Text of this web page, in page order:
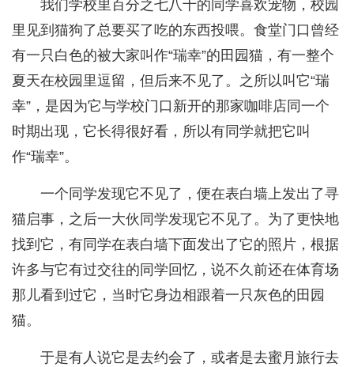
我们学校里百分之七八十的同学喜欢宠物，校园
里见到猫狗了总要买了吃的东西投喂。食堂门口曾经
有一只白色的被大家叫作“瑞幸”的田园猫，有一整个
夏天在校园里逗留，但后来不见了。之所以叫它“瑞
幸”，是因为它与学校门口新开的那家咖啡店同一个
时期出现，它长得很好看，所以有同学就把它叫
作“瑞幸”。
一个同学发现它不见了，便在表白墙上发出了寻
猫启事，之后一大伙同学发现它不见了。为了更快地
找到它，有同学在表白墙下面发出了它的照片，根据
许多与它有过交往的同学回忆，说不久前还在体育场
那儿看到过它，当时它身边相跟着一只灰色的田园
猫。
于是有人说它是去约会了，或者是去蜜月旅行去